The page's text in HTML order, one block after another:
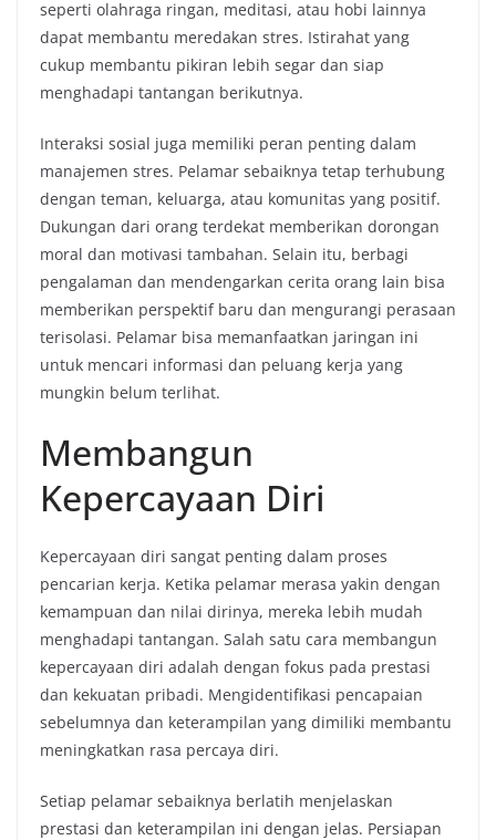
seperti olahraga ringan, meditasi, atau hobi lainnya
dapat membantu meredakan stres. Istirahat yang
cukup membantu pikiran lebih segar dan siap
menghadapi tantangan berikutnya.
Interaksi sosial juga memiliki peran penting dalam
manajemen stres. Pelamar sebaiknya tetap terhubung
dengan teman, keluarga, atau komunitas yang positif.
Dukungan dari orang terdekat memberikan dorongan
moral dan motivasi tambahan. Selain itu, berbagi
pengalaman dan mendengarkan cerita orang lain bisa
memberikan perspektif baru dan mengurangi perasaan
terisolasi. Pelamar bisa memanfaatkan jaringan ini
untuk mencari informasi dan peluang kerja yang
mungkin belum terlihat.
Membangun
Kepercayaan Diri
Kepercayaan diri sangat penting dalam proses
pencarian kerja. Ketika pelamar merasa yakin dengan
kemampuan dan nilai dirinya, mereka lebih mudah
menghadapi tantangan. Salah satu cara membangun
kepercayaan diri adalah dengan fokus pada prestasi
dan kekuatan pribadi. Mengidentifikasi pencapaian
sebelumnya dan keterampilan yang dimiliki membantu
meningkatkan rasa percaya diri.
Setiap pelamar sebaiknya berlatih menjelaskan
prestasi dan keterampilan ini dengan jelas. Persiapan